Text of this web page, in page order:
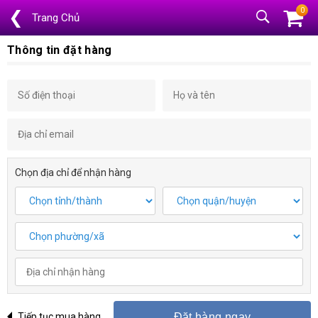
❮ Trang Chủ
0
Thông tin đặt hàng
Chọn địa chỉ để nhận hàng